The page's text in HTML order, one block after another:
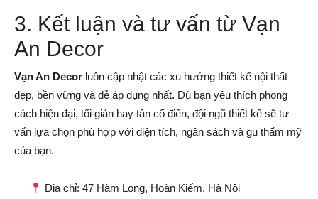
3. Kết luận và tư vấn từ Vạn
An Decor
Vạn An Decor luôn cập nhật các xu hướng thiết kế nội thất
đẹp, bền vững và dễ áp dụng nhất. Dù bạn yêu thích phong
cách hiện đại, tối giản hay tân cổ điển, đội ngũ thiết kế sẽ tư
vấn lựa chọn phù hợp với diện tích, ngân sách và gu thẩm mỹ
của bạn.
Địa chỉ: 47 Hàm Long, Hoàn Kiếm, Hà Nội